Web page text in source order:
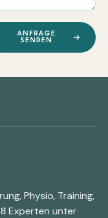
ANFRAGE
SENDEN
Physio, Training,
Experten unter